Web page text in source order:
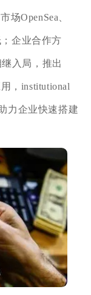
场OpenSea、
企业合作方
入局，推出
，institutional
力企业快速搭建